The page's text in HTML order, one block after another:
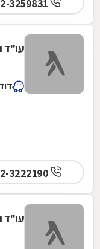
עו"ד
דוד
עו"ד